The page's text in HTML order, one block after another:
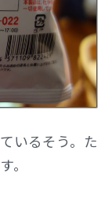
いるそう。た
。